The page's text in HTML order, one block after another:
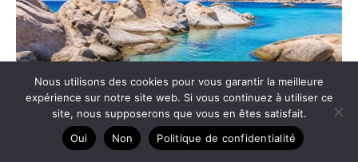
Nous utilisons des cookies pour vous garantir la meilleure
expérience sur notre site web. Si vous continuez à utiliser ce
site, nous supposerons que vous en êtes satisfait.
Oui
Non Politique de confidentialité